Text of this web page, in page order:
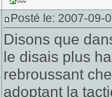
Posté le: 2007-09-
Disons que
le disais plus
rebroussant
adoptant la